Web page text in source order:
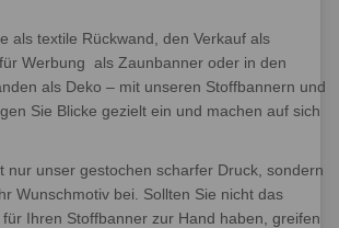
als textile Rückwand, den Verkauf als
Werbung als Zaunbanner oder in den
als Deko – mit unseren Stoffbannern und
Sie Blicke gezielt ein und machen auf sich
nur unser gestochen scharfer Druck, sondern
Wunschmotiv bei. Sollten Sie nicht das
Ihren Stoffbanner zur Hand haben, greifen